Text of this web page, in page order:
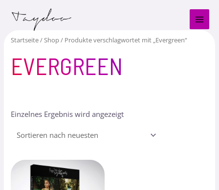
Inhalt
Startseite/Shop/ Produkte verschlagwortet mit „Evergreen“
EVERGREEN
Einzelnes Ergebnis wird angezeigt